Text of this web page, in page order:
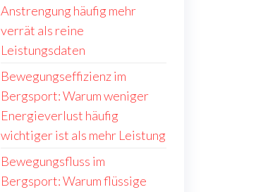
Anstrengung häufig mehr
verrät als reine
Leistungsdaten
Bewegungseffizienz im
Bergsport: Warum weniger
Energieverlust häufig
wichtiger ist als mehr Leistung
Bewegungsfluss im
Bergsport: Warum flüssige